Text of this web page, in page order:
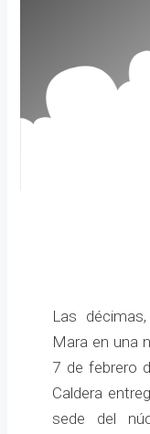
Las
Mara en una
7 de febrero
Caldera
sede del